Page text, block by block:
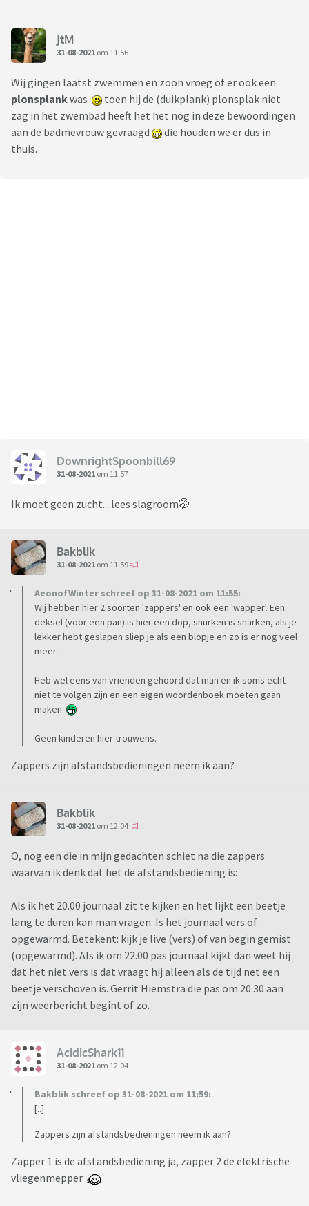
JtM
31-08-2021 om 11:56
Wij gingen laatst zwemmen en zoon vroeg of er ook een
plonsplankwas
toen hij de (duikplank) plonsplak niet
zag in het zwembad heeft het het nog in deze bewoordingen
aan de badmevrouw gevraagd
die houden we er dus in
thuis.
DownrightSpoonbill69
31-08-2021 om 11:57
Ik moet geen zucht....lees slagroom🤭
Bakblik
31-08-2021 om 11:59
AeonofWinter schreef op 31-08-2021 om 11:55:
Wij hebben hier 2 soorten 'zappers' en ook een 'wapper'. Een
deksel (voor een pan) is hier een dop, snurken is snarken, als je
lekker hebt geslapen sliep je als een blopje en zo is er nog veel
meer.
Heb wel eens van vrienden gehoord dat man en ik soms echt
niet te volgen zijn en een eigen woordenboek moeten gaan
maken.
Geen kinderen hier trouwens.
Zappers zijn afstandsbedieningen neem ik aan?
Bakblik
31-08-2021 om 12:04
O, nog een die in mijn gedachten schiet na die zappers
waarvan ik denk dat het de afstandsbediening is:
Als ik het 20.00 journaal zit te kijken en het lijkt een beetje
lang te duren kan man vragen: Is het journaal vers of
opgewarmd. Betekent: kijk je live (vers) of van begin gemist
(opgewarmd). Als ik om 22.00 pas journaal kijkt dan weet hij
dat het niet vers is dat vraagt hij alleen als de tijd net een
beetje verschoven is. Gerrit Hiemstra die pas om 20.30 aan
zijn weerbericht begint of zo.
AcidicShark11
31-08-2021 om 12:04
Bakblik schreef op 31-08-2021 om 11:59:
[..]
Zappers zijn afstandsbedieningen neem ik aan?
Zapper 1 is de afstandsbediening ja, zapper 2 de elektrische
vliegenmepper